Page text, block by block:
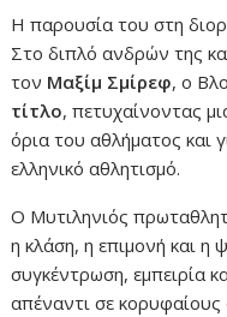
Η παρουσία του στη
Στο διπλό ανδρών της
τον Μαξίμ Σμίρεφ, ο
τίτλο, πετυχαίνοντας
όρια του αθλήματος και
ελληνικό αθλητισμό.
Ο Μυτιληνιός
η κλάση, η επιμονή και η
συγκέντρωση, εμπειρία
απέναντι σε